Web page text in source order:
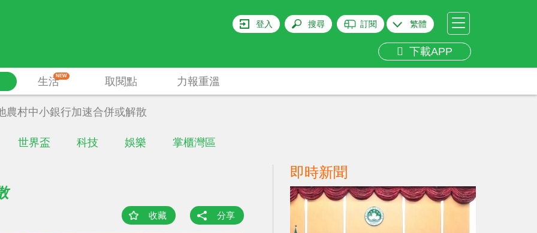
登入 搜尋 訂閱 繁體
下載APP
世界盃 科技 娛樂 掌櫃灣區
生活NEW 取閱點 力報重溫
農村中小銀行加速合併或解散
收藏 分享
即時新聞